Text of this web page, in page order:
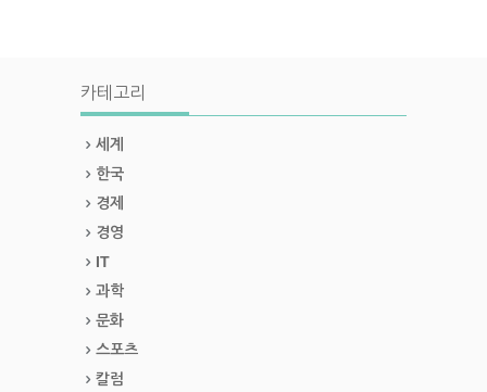
카테고리
세계
한국
경제
경영
IT
과학
문화
스포츠
칼럼